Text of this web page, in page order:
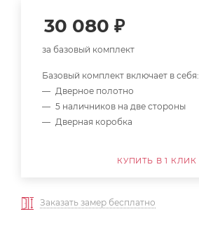
30 080 ₽
за базовый комплект
Базовый комплект включает в себя:
Дверное полотно
5 наличников на две стороны
Дверная коробка
КУПИТЬ В 1 КЛИК
Заказать замер бесплатно